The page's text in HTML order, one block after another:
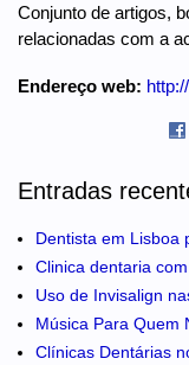
Conjunto de artigos,
relacionadas com a
Endereço web:
Entradas
Dentista em Lisboa
Clinica dentaria
Uso de Invisalign
Música Para Quem
Clínicas Dentárias